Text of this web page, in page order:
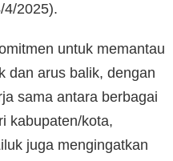
4/2025).
untuk memantau
dan arus balik, dengan
sama antara berbagai
kabupaten/kota,
juga mengingatkan